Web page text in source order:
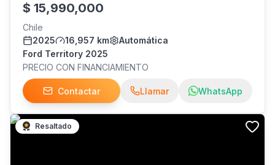
$ 15,990,000
Chile
2025
16,957 km
Automática
Ford Territory 2025
PRECIO CON FINANCIAMIENTO
Contactar Llamar WhatsApp
Resaltado